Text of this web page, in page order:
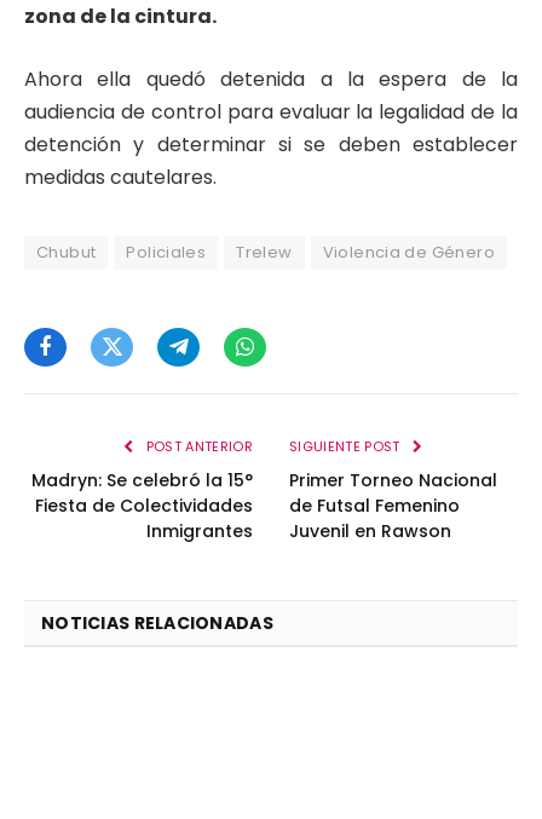
zona de la cintura.
Ahora ella quedó detenida a la espera de la
audiencia de control para evaluar la legalidad de la
detención y determinar si se deben establecer
medidas cautelares.
Chubut Policiales Trelew Violencia de Género
FacebookTwitterTelegramWhatsApp
POST ANTERIOR
Madryn: Se celebró la 15°
Fiesta de Colectividades
Inmigrantes
SIGUIENTE POST
Primer Torneo Nacional
de Futsal Femenino
Juvenil en Rawson
NOTICIAS RELACIONADAS